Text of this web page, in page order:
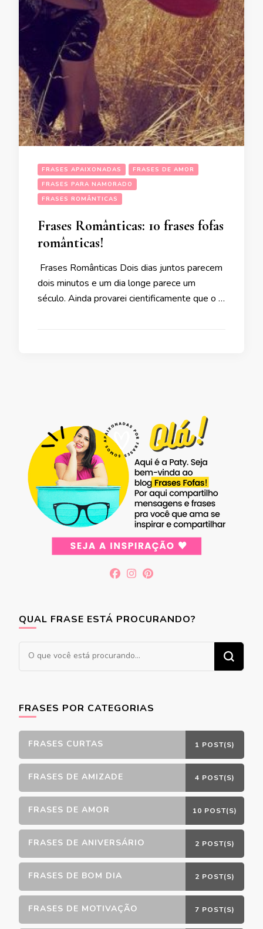
FRASES APAIXONADAS
FRASES DE AMOR
FRASES PARA NAMORADO
FRASES ROMÂNTICAS
Frases Românticas: 10 frases fofas
românticas!
Frases Românticas Dois dias juntos parecem
dois minutos e um dia longe parece um
século. Ainda provarei cientificamente que o …
QUAL FRASE ESTÁ PROCURANDO?
Procurando
algo?
FRASES POR CATEGORIAS
FRASES CURTAS 1 POST(S)
FRASES DE AMIZADE 4 POST(S)
FRASES DE AMOR 10 POST(S)
FRASES DE ANIVERSÁRIO 2 POST(S)
FRASES DE BOM DIA 2 POST(S)
FRASES DE MOTIVAÇÃO 7 POST(S)